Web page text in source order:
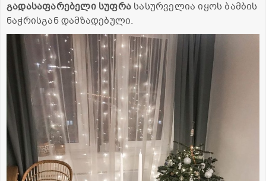
გადასაფარებელი სუფრა სასურველია იყოს ბამბის
ნაჭრისგან დამზადებული.